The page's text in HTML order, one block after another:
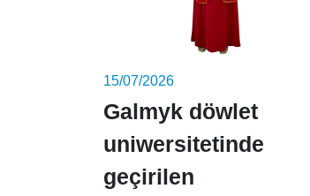
15/07/2026
Galmyk döwlet
uniwersitetinde
geçirilen